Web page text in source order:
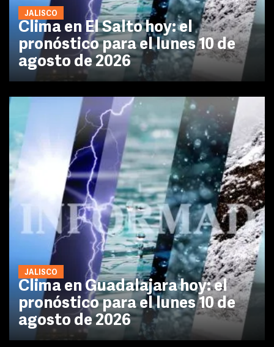
JALISCO
Clima en El Salto hoy: el
pronóstico para el lunes 10 de
agosto de 2026
JALISCO
Clima en Guadalajara hoy: el
pronóstico para el lunes 10 de
agosto de 2026